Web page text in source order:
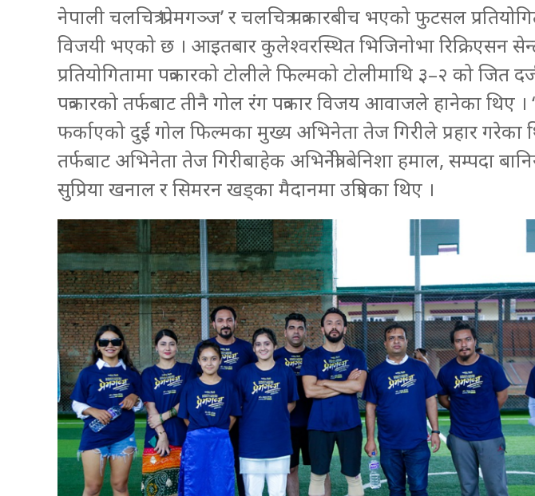
नेपाली चलचित्र ‘प्रेमगञ्ज’ र चलचित्र पत्रकारबीच भएको फुटसल
विजयी भएको छ । आइतबार कुलेश्वरस्थित भिजिनोभा रिक्रिएसन
प्रतियोगितामा पत्रकारको टोलीले फिल्मको टोलीमाथि ३–२ को जित
पत्रकारको तर्फबाट तीनै गोल रंग पत्रकार विजय आवाजले हानेका थिए ।
फर्काएको दुई गोल फिल्मका मुख्य अभिनेता तेज गिरीले प्रहार गरेका
तर्फबाट अभिनेता तेज गिरीबाहेक अभिनेत्री बेनिशा हमाल, सम्पदा
सुप्रिया खनाल र सिमरन खड्का मैदानमा उत्रिएका थिए ।